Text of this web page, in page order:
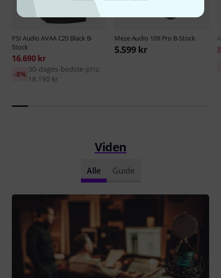
PSI AudioAVAA C20 Black B-
Stock
16.690 kr
30-dages-bedste-pris:
18.190 kr
-8%
Meze Audio 109 Pro B-Stock
5.599 kr
Viden
Alle Guide